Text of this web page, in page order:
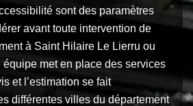
sont des paramètres
avant toute intervention de
à Saint Hilaire Le Lierru ou
met en place des services
et l’estimation se fait
différentes villes du département